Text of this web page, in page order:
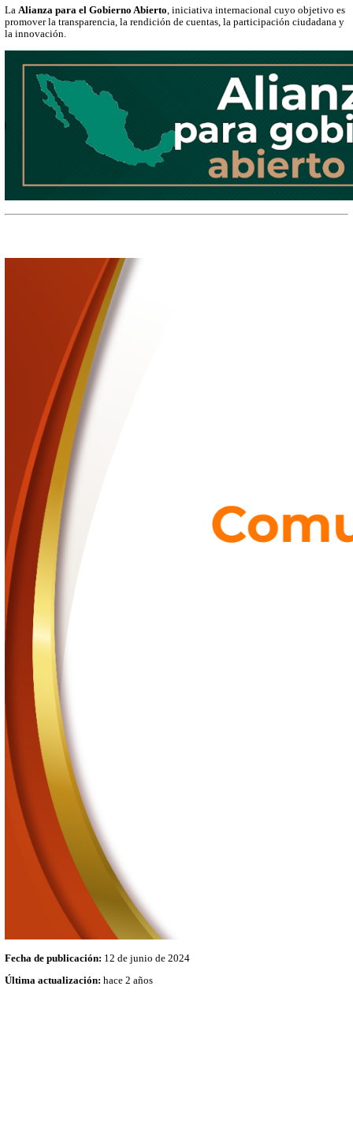
Inicio
Contacto
Protección de datos personales
Protección de datos personales
Avisos de privacidad
Datos de contacto
Información relevante
Documentos, guías y procedimientos
Sitio Institucional
Información Oficial
Gobierno Abierto
Gobierno abierto es una forma de gobernanza que busca
rol de la ciudadanía en la participación, deliberación e
decisiones públicas.
Alianza para el Gobierno Abierto
promover la transparencia, la rendición de cuentas, la
la innovación.